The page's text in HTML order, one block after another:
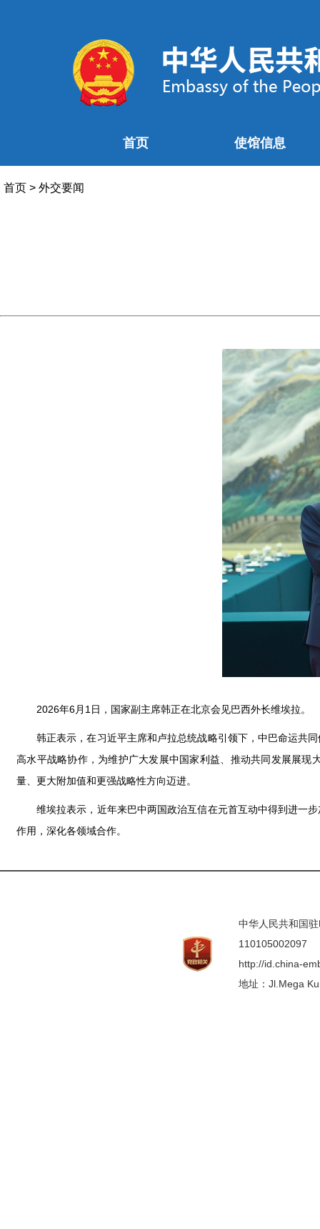
首页 使馆信息
首页 > 外交要闻
2026年6月1日，国家副主席韩正在北京会见巴西外长维埃拉。
韩正表示，在习近平主席和卢拉总统战略引领下，中巴命运共
高水平战略协作，为维护广大发展中国家利益、推动共同发展展
量、更大附加值和更强战略性方向迈进。
维埃拉表示，近年来巴中两国政治互信在元首互动中得到进一
作用，深化各领域合作。
中华人民共和国
110105002097
http://id.china-
地址：Jl.Mega